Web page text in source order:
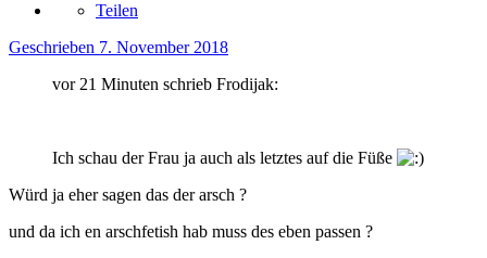
Teilen
Geschrieben 7. November 2018
vor 21 Minuten schrieb Frodijak:
Ich schau der Frau ja auch als letztes auf die Füße
Würd ja eher sagen das der arsch ?
und da ich en arschfetish hab muss des eben passen ?